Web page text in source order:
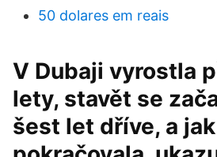
50 dolares em reais
V Dubaji vyrostla
lety, stavět se
šest let dříve, a